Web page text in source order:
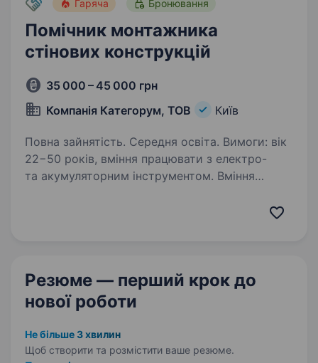
Гаряча Бронювання
Помічник монтажника
стінових конструкцій
35 000 – 45 000 грн
Компанія Категорум, ТОВ
Київ
Повна зайнятість. Середня освіта. Вимоги: вік
22−50 років, вміння працювати з електро-
та акумуляторним інструментом. Вміння
Резюме — перший крок до
нової роботи
Не більше 3 хвилин
Щоб створити та розмістити ваше резюме.